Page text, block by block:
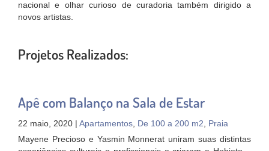
nacional e olhar curioso de curadoria também dirigido a
novos artistas.
Projetos Realizados:
Apê com Balanço na Sala de Estar
22 maio, 2020 | Apartamentos, De 100 a 200 m2, Praia
Mayene Precioso e Yasmin Monnerat uniram suas distintas